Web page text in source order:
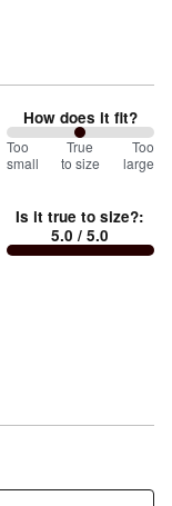
How does it fit?
100
between
small
and
Too
small
True
to size
Too
large
Is it true to size?:
5.0 / 5.0